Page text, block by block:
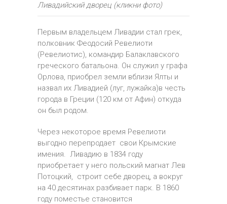
Ливадийский дворец (кликни фото)
Первым владельцем Ливадии стал грек,
полковник Феодосий Ревелиоти
(Ревелиотис), командир Балаклавского
греческого батальона. Он служил у графа
Орлова, приобрел земли вблизи Ялты и
назвал их Ливадией (луг, лужайка)в честь
города в Греции (120 км от Афин) откуда
он был родом.
Через некоторое время Ревелиоти
выгодно перепродает свои Крымские
имения. Ливадию в 1834 году
приобретает у него польский магнат Лев
Потоцкий, строит себе дворец, а вокруг
на 40 десятинах разбивает парк. В 1860
году поместье становится